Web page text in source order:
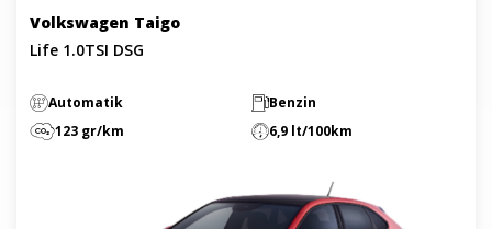
Volkswagen Taigo
Life 1.0TSI DSG
Automatik
Benzin
123 gr/km
6,9 lt/100km